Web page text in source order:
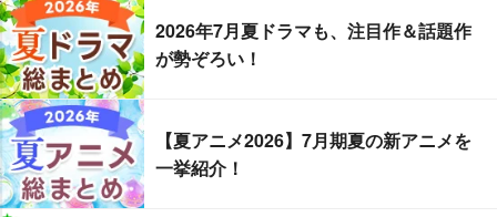
2026年7月夏ドラマも、注目作＆話題作
が勢ぞろい！
【夏アニメ2026】7月期夏の新アニメを
一挙紹介！